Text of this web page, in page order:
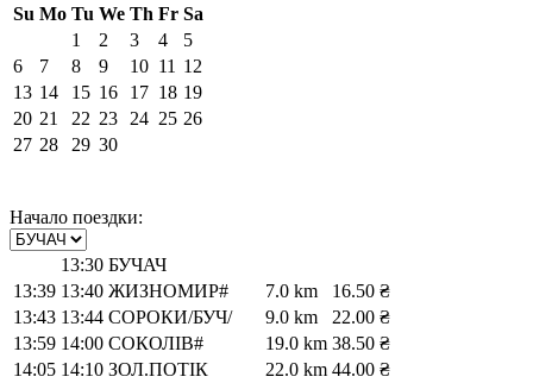
Su Mo Tu We Th Fr Sa
1
2 3 4
5
6
7 8 9 10 11 12
13 14 15 16 17 18 19
20 21 22 23 24 25 26
27 28 29 30
Начало поездки:
13:30 БУЧАЧ
13:39 13:40 ЖИЗНОМИР# 7.0 km
16.50 ₴
13:43 13:44 СОРОКИ/БУЧ/ 9.0 km
22.00 ₴
13:59 14:00 СОКОЛІВ# 19.0 km 38.50 ₴
14:05 14:10 ЗОЛ.ПОТІК 22.0 km 44.00 ₴